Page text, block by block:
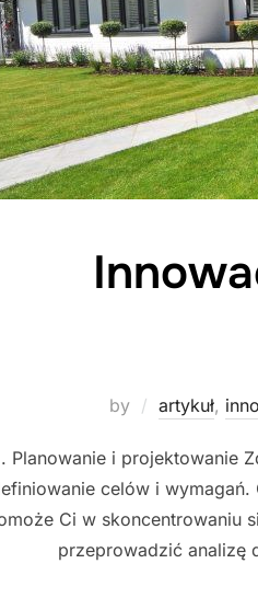
by artykuł,
Planowanie i projektowanie
celów i
Ci w skoncentrowaniu
przeprowadzić analizę